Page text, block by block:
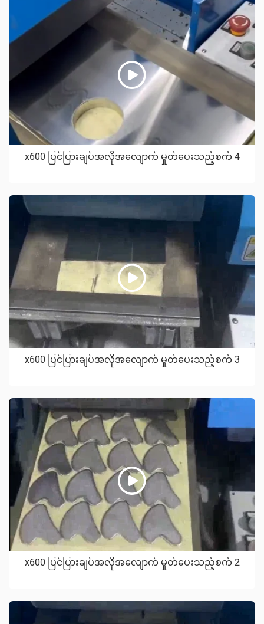
x600 ပြင်ပြားချပ်အလိုအလျောက် မှုတ်ပေးသည့်စက် 4
x600 ပြင်ပြားချပ်အလိုအလျောက် မှုတ်ပေးသည့်စက် 3
x600 ပြင်ပြားချပ်အလိုအလျောက် မှုတ်ပေးသည့်စက် 2